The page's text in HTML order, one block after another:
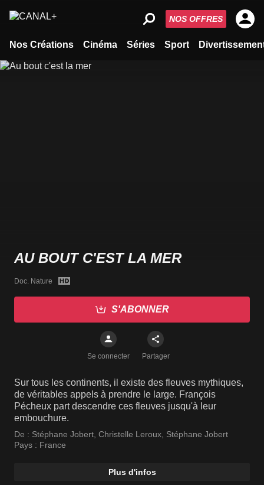
Nos Créations Cinéma Séries Sport
NOS OFFRES
AU BOUT C'EST LA MER
Doc. Nature
S'ABONNER
Se connecter Partager
Sur tous les continents, il existe des fleuves mythiques,
de véritables appels à prendre le large. François
Pécheux part descendre ces fleuves jusqu'à leur
embouchure.
De : Stéphane Jobert Christelle Leroux Stéphane Jobert
Pays : France
Plus d'infos